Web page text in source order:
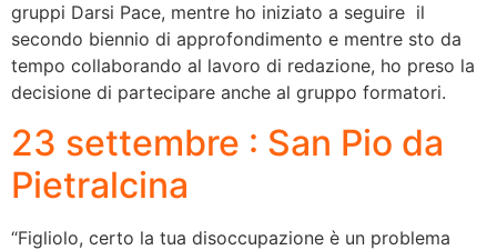
gruppi Darsi Pace, mentre ho iniziato a seguire il
secondo biennio di approfondimento e mentre sto da
tempo collaborando al lavoro di redazione, ho preso la
decisione di partecipare anche al gruppo formatori.
23 settembre : San Pio da
Pietralcina
“Figliolo, certo la tua disoccupazione è un problema